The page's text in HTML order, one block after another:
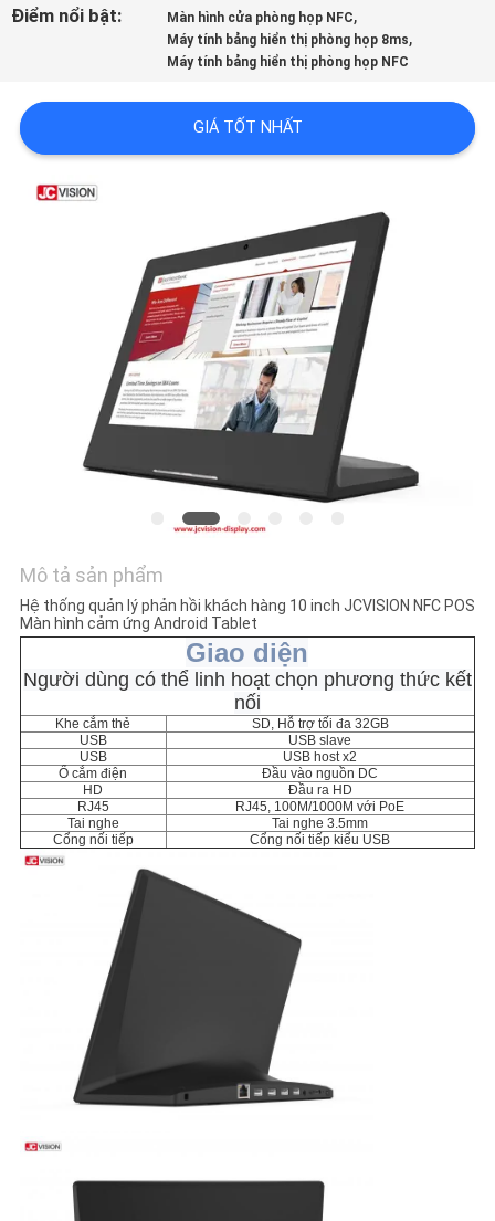
CHÚNG
TÔI
TRƯỜNG
YÊU
CẦU
BÁO
GIÁ
SƠ
ĐỒ
TRANG
WEB
Điểm nổi bật: Màn hình cửa phòng họp NFC,
Máy tính bảng hiển thị phòng họp 8ms,
Máy tính bảng hiển thị phòng họp NFC
GIÁ TỐT NHẤT
Mô tả sản phẩm
Hệ thống quản lý phản hồi khách hàng 10 inch JCVISION NFC POS
Màn hình cảm ứng Android Tablet
Giao diện
Người dùng có thể linh hoạt chọn phương thức kết
nối
Khe cắm thẻ
SD, Hỗ trợ tối đa 32GB
USB
USB slave
USB
USB host x2
Ổ cắm điện
Đầu vào nguồn DC
HD
Đầu ra HD
RJ45
RJ45, 100M/1000M với PoE
Tai nghe
Tai nghe 3.5mm
Cổng nối tiếp
Cổng nối tiếp kiểu USB